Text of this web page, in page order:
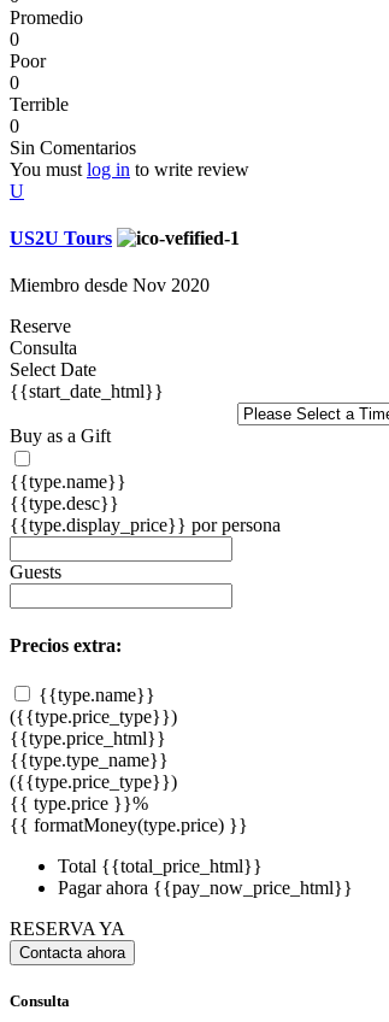
Promedio
0
Poor
0
Terrible
0
Sin Comentarios
You must log in to write review
U
US2U Tours
Miembro desde Nov 2020
Reserve
Consulta
Select Date
{{start_date_html}}
Buy as a Gift
{{type.name}}
{{type.desc}}
{{type.display_price}} por persona
Guests
Precios extra:
{{type.name}}
({{type.price_type}})
{{type.price_html}}
{{type.type_name}}
({{type.price_type}})
{{ type.price }}%
{{ formatMoney(type.price) }}
Total {{total_price_html}}
Pagar ahora {{pay_now_price_html}}
RESERVA YA
Contacta ahora
Consulta